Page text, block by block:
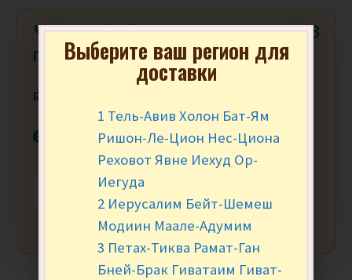
Чипсы Pringles c сыром чеддер 158
гр. חתיך תפוח אדמה
₪
В наличии
+
Выберите ваш регион для
доставки
1 Тель-Авив Холон Бат-Ям
Ришон-Ле-Цион Нес-Циона
Реховот Явне Иехуд Ор-
Иегуда
2 Иерусалим Бейт-Шемеш
Модиин Маале-Адумим
3 Петах-Тиква Рамат-Ган
Бней-Брак Гиватаим Гиват-